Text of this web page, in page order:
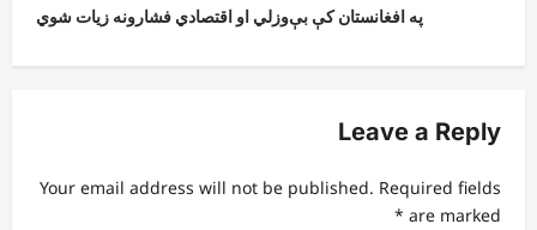
v
g
په افغانستان کې بې‌وزلي او اقتصادي فشارونه زیات شوي
Leave a Reply
Your email address will not be published. Required fields
are marked
*